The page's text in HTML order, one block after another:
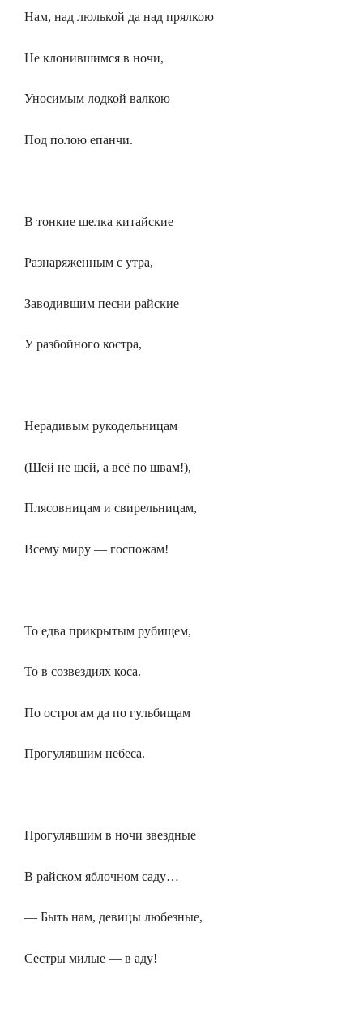
Нам, над люлькой да над прялкою
Не клонившимся в ночи,
Уносимым лодкой валкою
Под полою епанчи.
В тонкие шелка китайские
Разнаряженным с утра,
Заводившим песни райские
У разбойного костра,
Нерадивым рукодельницам
(Шей не шей, а всё по швам!),
Плясовницам и свирельницам,
Всему миру — госпожам!
То едва прикрытым рубищем,
То в созвездиях коса.
По острогам да по гульбищам
Прогулявшим небеса.
Прогулявшим в ночи звездные
В райском яблочном саду…
— Быть нам, девицы любезные,
Сестры милые — в аду!